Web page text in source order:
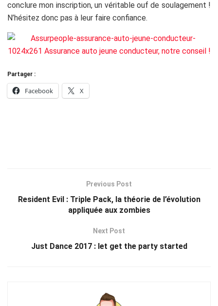
conclure mon inscription, un véritable ouf de soulagement !
N’hésitez donc pas à leur faire confiance.
Partager :
Facebook X
Previous Post
Resident Evil : Triple Pack, la théorie de l’évolution
appliquée aux zombies
Next Post
Just Dance 2017 : let get the party started